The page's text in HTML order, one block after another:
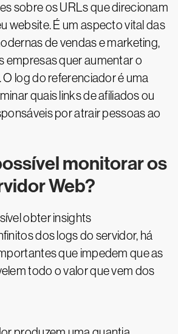
sobre os URLs que direcionam
website. É um aspecto vital das
de vendas e marketing,
empresas quer aumentar o
log do referenciador é uma
quais links de afiliados ou
por atrair pessoas ao
monitorar os
Web?
obter insights
dos logs do servidor, há
que impedem que as
todo o valor que vem dos